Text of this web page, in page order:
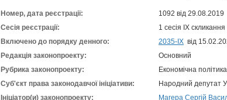
Номер, дата реєстрації:
1092 від 29.08.2019
Сесія реєстрації:
1 сесія IX скликання
Включено до порядку денного:
2035-ІХ від
Редакція законопроекту:
Основний
Рубрика законопроекту:
Економічна політика
Суб'єкт права законодавчої ініціативи:
Народний депутат
Ініціатор(и) законопроекту:
Магера Сергій